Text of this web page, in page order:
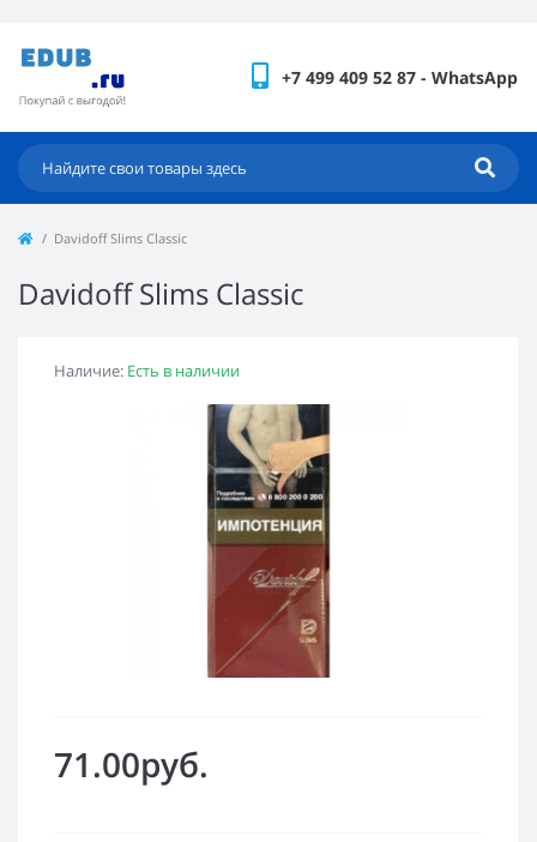
+7 499 409 52 87 - WhatsApp
Davidoff Slims Classic
Davidoff Slims Classic
Наличие: Есть в наличии
71.00руб.